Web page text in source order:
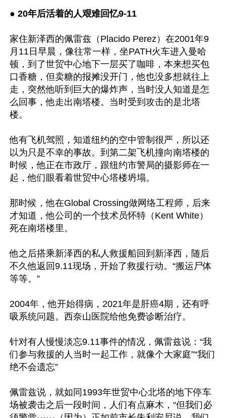
● 20年后活着的人艰难回忆9-11
家住新泽西的佩雷兹（Placido Perez）在2001年9
月11日早晨，像往常一样，坐PATH火车进入曼哈
顿，到了世贸中心地下一层买了咖啡，本来想买包
口香糖，但卖糖的报摊没开门，他也没多想就往上
走，突然他听到巨大的爆炸声，当时没人知道是怎
么回事，他走出南塔楼。当时受到攻击的是北塔
楼。
他有飞机驾照，知道纽约的空中管制很严，所以还
以为只是不幸的事故。到第二架飞机撞向南塔楼的
时候，他正在市政厅，跟纽约市警局的摄影师在一
起，他们眼看着世贸中心塔楼坍塌。
那时候，他在Global Crossing做网络工程师，后来
才知道，他公司的一个技术员怀特（Kent White）
死在南塔楼里。
他之后搭乘新泽西的私人救援船回到新泽西，随后
不久他返回9.11现场，开始了救援行动。“搬运尸体
等等。”
2004年，他开始得病，2021年是肝癌4期，还有呼
吸系统问题。西奈山医院给他免费诊断治疗。
针对有人慢慢淡忘9.11事件的情况，佩雷兹说：“我
们参与救援的人当时一起工作，就像个大家庭”“我们
绝不会遗忘”
佩雷兹说，就如同1993年世贸中心北塔的地下停车
场被袭击之后一段时间，人们有点麻木，“但我们必